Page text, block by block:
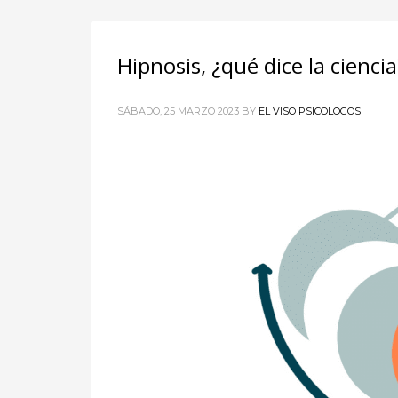
Hipnosis, ¿qué dice la
SÁBADO, 25 MARZO 2023 BY EL VISO PSICOLOGOS